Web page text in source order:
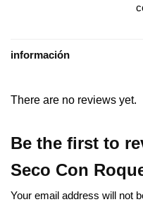
información
There are no reviews yet.
Be the first to
Seco Con
Your email address will not